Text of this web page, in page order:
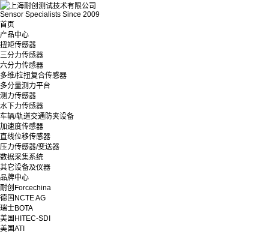
Sensor Specialists Since 2009
首页
产品中心
扭矩传感器
三分力传感器
六分力传感器
多维/拉扭复合传感器
多分量测力平台
测力传感器
水下力传感器
车辆/轨道交通防夹设备
加速度传感器
直线位移传感器
压力传感器/变送器
数据采集系统
其它设备及仪器
品牌中心
耐创Forcechina
德国NCTE AG
瑞士BOTA
美国HITEC-SDI
美国ATI